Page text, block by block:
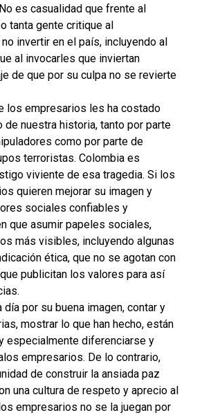
es casualidad que frente al
tanta gente critique al
invertir en el país, incluyendo al
al invocarles que inviertan
de que por su culpa no se revierte
los empresarios les ha costado
de nuestra historia, tanto por parte
como por parte de
terroristas. Colombia es
viviente de esa tragedia. Si los
quieren mejorar su imagen y
sociales confiables y
que asumir papeles sociales,
más visibles, incluyendo algunas
ética, que no se agotan con
publicitan los valores para así
día por su buena imagen, contar y
mostrar lo que han hecho, están
especialmente diferenciarse y
empresarios. De lo contrario,
de construir la ansiada paz
una cultura de respeto y aprecio al
empresarios no se la juegan por